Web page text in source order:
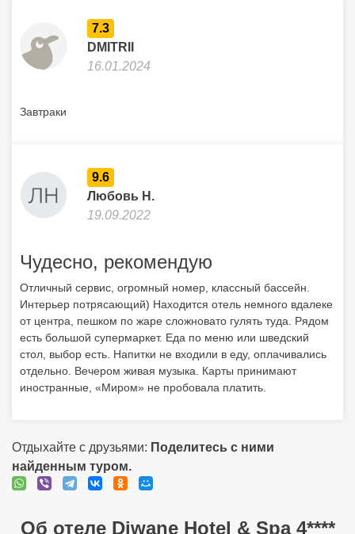
9.6
Любовь Н.
19.09.2022
Чудесно, рекомендую
от центра, пешком по жаре сложновато гулять туда. Рядом
есть большой супермаркет. Еда по меню или шведский
стол, выбор есть. Напитки не входили в еду, оплачивались
отдельно. Вечером живая музыка. Карты принимают
Отдыхайте с друзьями:Поделитесь с ними
найденным туром.
Об отеле Diwane Hotel & Spa 4****
Построен: 2003 г. Расположен: в г. Марракеш, в 8 км от
22. Адрес: Marrakech, 24 Rue Yougoslavie Заселение с 15:00
Выезд до 10:00